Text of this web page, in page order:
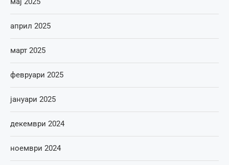
април 2025
март 2025
февруари 2025
јануари 2025
декември 2024
ноември 2024